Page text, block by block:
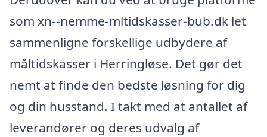
som xn--nemme-mltidskasser-bub.dk let
sammenligne forskellige udbydere af
måltidskasser i Herringløse. Det gør det
nemt at finde den bedste løsning for dig
og din husstand. I takt med at antallet af
leverandører og deres udvalg af